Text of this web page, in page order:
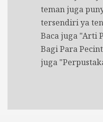
teman juga
tersendiri ya
Baca juga "Arti
Bagi Para
juga